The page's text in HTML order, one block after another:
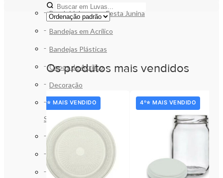
Bandeirinhas para Festa Junina
Bandejas em Acrílico
Bandejas Plásticas
Copos de Acrílico
Decoração
Forminhas de Papel para Doces e
Salgados
Papel de Bala, Trufa e Bombom
Pratos Plásticos
Os produtos mais vendidos
3º⭐ MAIS VENDIDO 4º⭐ MAIS VENDIDO